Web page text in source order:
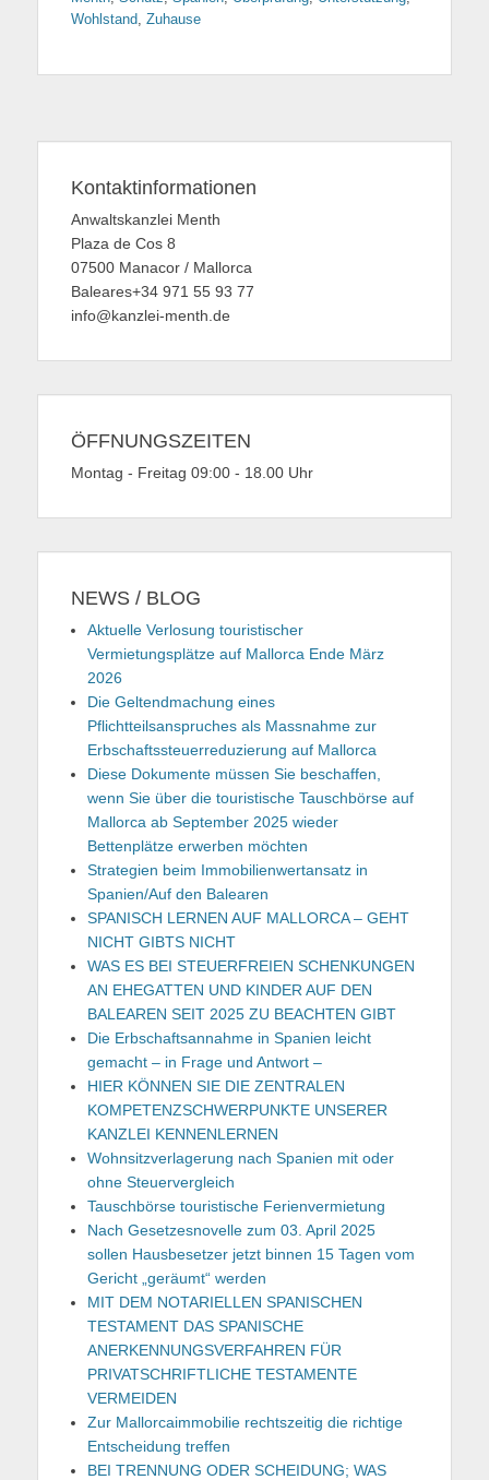
Wohlstand, Zuhause
Kontaktinformationen
Anwaltskanzlei Menth
Plaza de Cos 8
07500 Manacor / Mallorca
Baleares+34 971 55 93 77
info@kanzlei-menth.de
ÖFFNUNGSZEITEN
Montag - Freitag 09:00 - 18.00 Uhr
NEWS / BLOG
Aktuelle Verlosung touristischer
Vermietungsplätze auf Mallorca Ende März
2026
Die Geltendmachung eines
Pflichtteilsanspruches als Massnahme zur
Erbschaftssteuerreduzierung auf Mallorca
Diese Dokumente müssen Sie beschaffen,
wenn Sie über die touristische Tauschbörse auf
Mallorca ab September 2025 wieder
Bettenplätze erwerben möchten
Strategien beim Immobilienwertansatz in
Spanien/Auf den Balearen
SPANISCH LERNEN AUF MALLORCA – GEHT
NICHT GIBTS NICHT
WAS ES BEI STEUERFREIEN SCHENKUNGEN
AN EHEGATTEN UND KINDER AUF DEN
BALEAREN SEIT 2025 ZU BEACHTEN GIBT
Die Erbschaftsannahme in Spanien leicht
gemacht – in Frage und Antwort –
HIER KÖNNEN SIE DIE ZENTRALEN
KOMPETENZSCHWERPUNKTE UNSERER
KANZLEI KENNENLERNEN
Wohnsitzverlagerung nach Spanien mit oder
ohne Steuervergleich
Tauschbörse touristische Ferienvermietung
Nach Gesetzesnovelle zum 03. April 2025
sollen Hausbesetzer jetzt binnen 15 Tagen vom
Gericht „geräumt“ werden
MIT DEM NOTARIELLEN SPANISCHEN
TESTAMENT DAS SPANISCHE
ANERKENNUNGSVERFAHREN FÜR
PRIVATSCHRIFTLICHE TESTAMENTE
VERMEIDEN
Zur Mallorcaimmobilie rechtszeitig die richtige
Entscheidung treffen
BEI TRENNUNG ODER SCHEIDUNG; WAS